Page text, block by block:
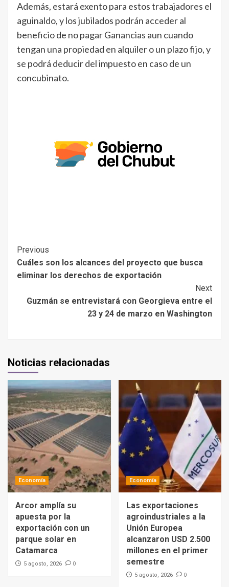
Además, estará exento para estos trabajadores el
aguinaldo, y los jubilados podrán acceder al
beneficio de no pagar Ganancias aun cuando
tengan una propiedad en alquiler o un plazo fijo, y
se podrá deducir del impuesto en caso de un
concubinato.
Previous
Cuáles son los alcances del proyecto que busca
eliminar los derechos de exportación
Next
Guzmán se entrevistará con Georgieva entre el
23 y 24 de marzo en Washington
Noticias relacionadas
Economía
Arcor amplía su
apuesta por la
exportación con un
parque solar en
Catamarca
5 agosto, 2026 0
Economía
Las exportaciones
agroindustriales a la
Unión Europea
alcanzaron USD 2.500
millones en el primer
semestre
5 agosto, 2026 0